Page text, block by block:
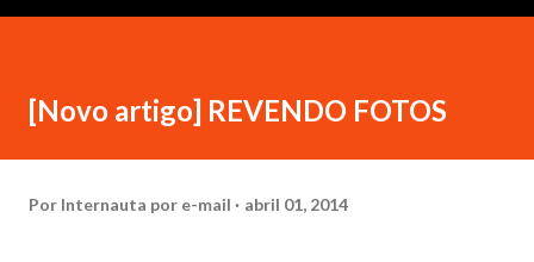
[Novo artigo] REVENDO FOTOS
Por Internauta por e-mail abril 01, 2014